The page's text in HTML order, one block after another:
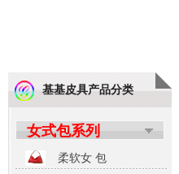
基基皮具产品分类
女式包系列
柔软女 包